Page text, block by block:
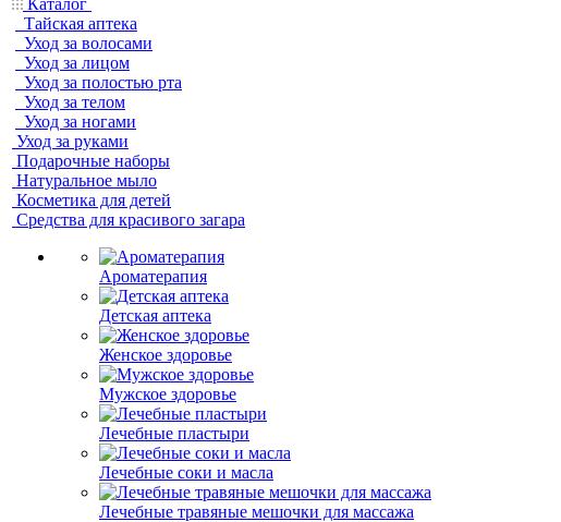
Каталог
Тайская аптека
Уход за волосами
Уход за лицом
Уход за полостью рта
Уход за телом
Уход за ногами
Уход за руками
Подарочные наборы
Натуральное мыло
Косметика для детей
Средства для красивого загара
Ароматерапия
Детская аптека
Женское здоровье
Мужское здоровье
Лечебные пластыри
Лечебные соки и масла
Лечебные травяные мешочки для массажа